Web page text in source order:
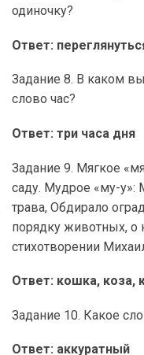
одиночку?
Ответ:
Задание 8. В каком
слово час?
Ответ: три часа дня
Задание 9. Мягкое
саду. Мудрое «му-у»:
трава, Обдирало
порядку животных, о
стихотворении
Ответ: кошка, коза,
Задание 10. Какое
Ответ: аккуратный